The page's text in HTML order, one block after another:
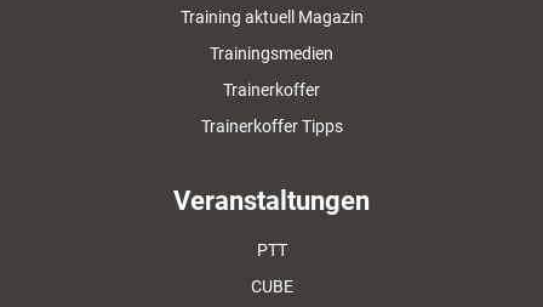
Training aktuell Magazin
Trainingsmedien
Trainerkoffer
Trainerkoffer Tipps
Veranstaltungen
PTT
CUBE